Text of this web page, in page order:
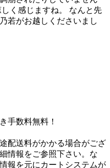
く感じますね。 なんと先
若がお越しくださいまし
手数料無料 ！
配送料がかかる場合がござ
情報をご参照下さい。な
報を元にカートシステムが